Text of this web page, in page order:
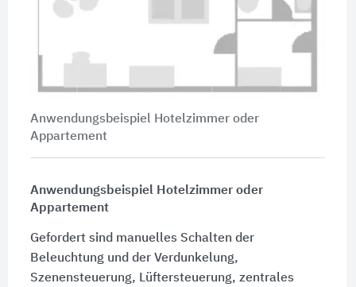
Anwendungsbeispiel Hotelzimmer oder
Appartement
Anwendungsbeispiel Hotelzimmer oder
Appartement
Gefordert sind manuelles Schalten der
Beleuchtung und der Verdunkelung,
Szenensteuerung, Lüftersteuerung, zentrales